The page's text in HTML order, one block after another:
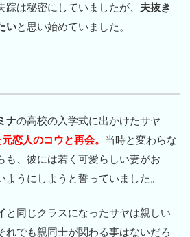
は秘密にしていましたが、 夫抜き
いと思い始めていました。
ナの高校の入学式に出かけたサヤ
恋人のコウと再会。 当時と変わらな
も、彼には若く可愛らしい妻がお
ようにしようと誓っていました。
と同じクラスになったサヤは親しい
れでも親同士が関わる事はないだろ